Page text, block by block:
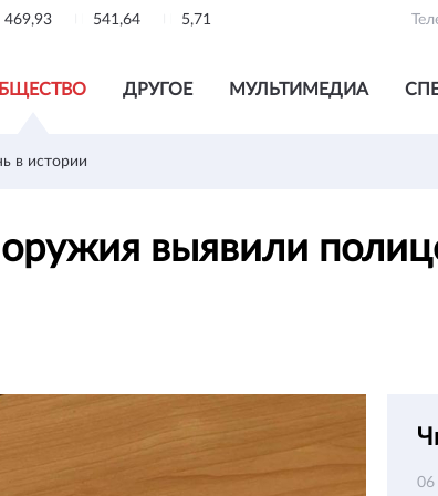
469,93 541,64 5,71
ДРУГОЕ МУЛЬТИМЕДИА
в истории
выявили
06